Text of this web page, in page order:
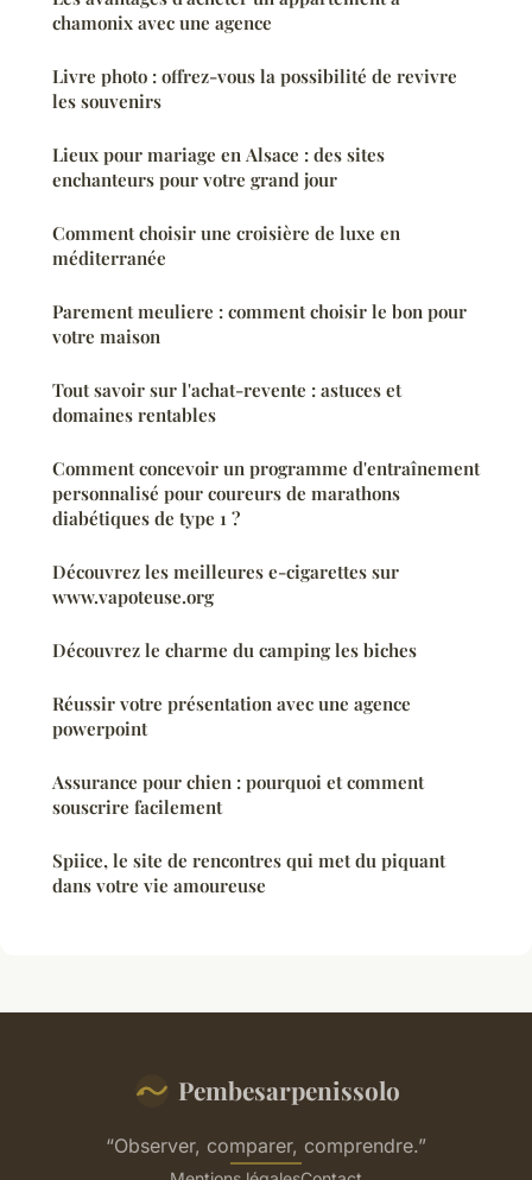
chamonix avec une agence
Livre photo : offrez-vous la possibilité de revivre
les souvenirs
Lieux pour mariage en Alsace : des sites
enchanteurs pour votre grand jour
Comment choisir une croisière de luxe en
méditerranée
Parement meuliere : comment choisir le bon pour
votre maison
Tout savoir sur l'achat-revente : astuces et
domaines rentables
Comment concevoir un programme d'entraînement
personnalisé pour coureurs de marathons
diabétiques de type 1 ?
Découvrez les meilleures e-cigarettes sur
www.vapoteuse.org
Découvrez le charme du camping les biches
Réussir votre présentation avec une agence
powerpoint
Assurance pour chien : pourquoi et comment
souscrire facilement
Spiice, le site de rencontres qui met du piquant
dans votre vie amoureuse
Pembesarpenissolo
“Observer, comparer, comprendre.”